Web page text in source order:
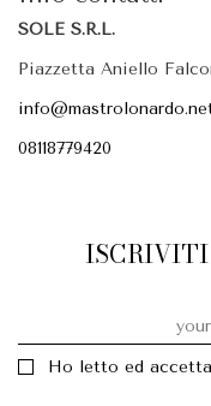
SOLE S.R.L.
Piazzetta Aniello
08118779420
ISCRIVITI
Ho letto ed